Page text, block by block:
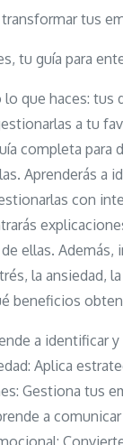
tus
tu guía para
que haces: tus
a tu
completa
Aprenderás a
con
ellas.
la ansiedad,
beneficios
a identificar
Aplica
Gestiona tus
a